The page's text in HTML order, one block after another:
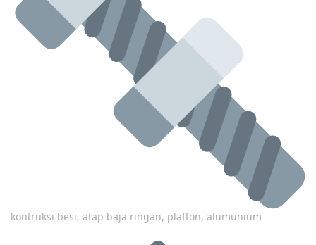
kontruksi besi, atap baja ringan, plaffon, alumunium